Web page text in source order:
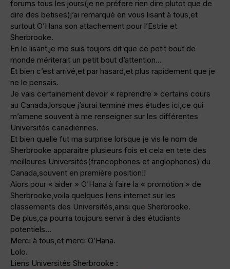
forums tous les jours(je ne préfere rien dire plutot que de
dire des betises)j’ai remarqué en vous lisant à tous,et
surtout O’Hana son attachement pour l’Estrie et
Sherbrooke.
En le lisant,je me suis toujors dit que ce petit bout de
monde mériterait un petit bout d’attention…
Et bien c’est arrivé,et par hasard,et plus rapidement que je
ne le pensais.
Je vais certainement devoir « reprendre » certains cours
au Canada,lorsque j’aurai terminé mes études ici,ce qui
m’amene souvent à me renseigner sur les différentes
Universités canadiennes.
Et bien quelle fut ma surprise lorsque je vis le nom de
Sherbrooke apparaitre plusieurs fois et cela en tete des
meilleures Universités(francophones et anglophones) du
Canada,souvent en première position!!
Alors pour « aider » O’Hana à faire la « promotion » de
Sherbrooke,voila quelques liens internet sur les
classements des Universités,ainsi que Sherbrooke.
De plus,ça pourra toujours servir à des étudiants
potentiels…
Merci à tous,et merci O’Hana.
Lolo.
Liens Universités Sherbrooke :